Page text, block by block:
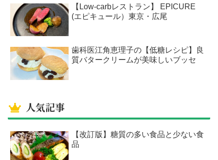
【Low-carbレストラン】 EPICURE
(エピキュール）東京・広尾
歯科医江角恵理子の【低糖レシピ】良
質バタークリームが美味しいブッセ
人気記事
【改訂版】糖質の多い食品と少ない食
品